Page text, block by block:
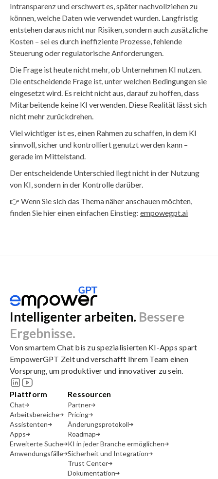
Intransparenz und erschwert es, später nachvollziehen zu
können, welche Daten wie verwendet wurden. Langfristig
entstehen daraus nicht nur Risiken, sondern auch zusätzliche
Kosten – sei es durch ineffiziente Prozesse, fehlende
Steuerung oder regulatorische Anforderungen.
Die Frage ist heute nicht mehr, ob Unternehmen KI nutzen.
Die entscheidende Frage ist, unter welchen Bedingungen sie
eingesetzt wird. Es reicht nicht aus, darauf zu hoffen, dass
Mitarbeitende keine KI verwenden. Diese Realität lässt sich
nicht mehr zurückdrehen.
Viel wichtiger ist es, einen Rahmen zu schaffen, in dem KI
sinnvoll, sicher und kontrolliert genutzt werden kann –
gerade im Mittelstand.
Der entscheidende Unterschied liegt nicht in der Nutzung
von KI, sondern in der Kontrolle darüber.
👉 Wenn Sie sich das Thema näher anschauen möchten,
finden Sie hier einen einfachen Einstieg: empowegpt.ai
Intelligenter arbeiten. Bessere
Ergebnisse.
Von smartem Chat bis zu spezialisierten KI-Apps spart
EmpowerGPT Zeit und verschafft Ihrem Team einen
Vorsprung, um produktiver und innovativer zu sein.
Plattform
Chat
Arbeitsbereiche
Assistenten
Apps
Erweiterte Suche
Anwendungsfälle
Ressourcen
Partner
Pricing
Änderungsprotokoll
Roadmap
KI in jeder Branche ermöglichen
Sicherheit und Integration
Trust Center
Dokumentation